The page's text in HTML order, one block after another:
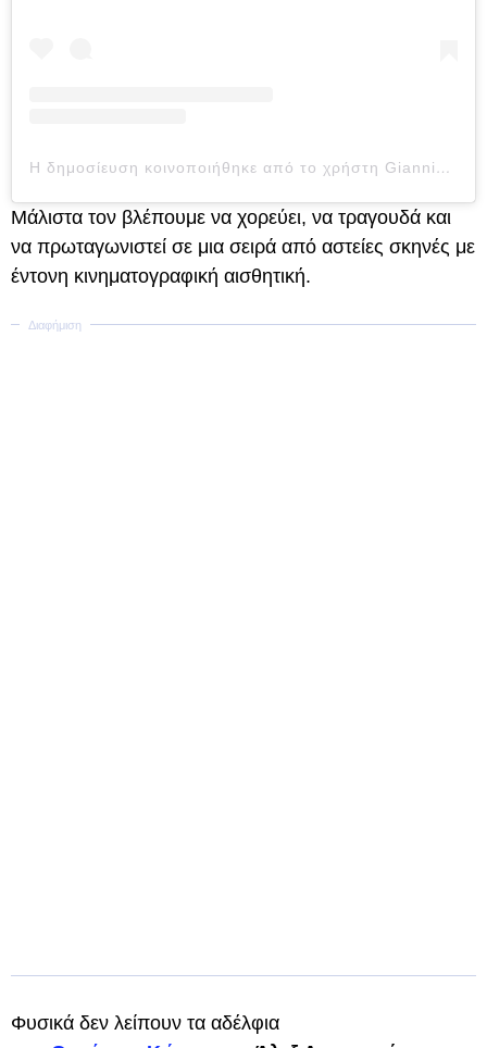
Η δημοσίευση κοινοποιήθηκε από το χρήστη Giannis Antetokounmpo (@giannis_an34)
Μάλιστα τον βλέπουμε να χορεύει, να τραγουδά και
να πρωταγωνιστεί σε μια σειρά από αστείες σκηνές με
έντονη κινηματογραφική αισθητική.
Φυσικά δεν λείπουν τα αδέλφια